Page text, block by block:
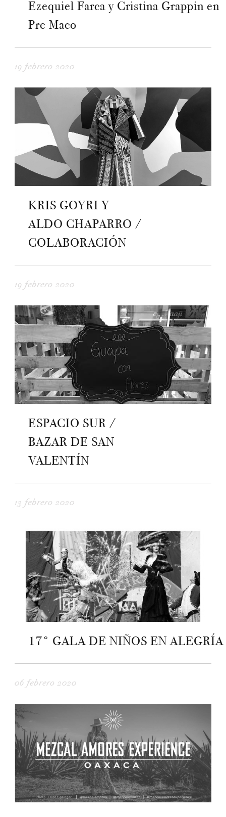
Ezequiel Farca y Cristina Grappin en
Pre Maco
19 febrero 2020
KRIS GOYRI Y
ALDO CHAPARRO /
COLABORACIÓN
19 febrero 2020
ESPACIO SUR /
BAZAR DE SAN
VALENTÍN
13 febrero 2020
17° GALA DE NIÑOS EN ALEGRÍA
06 febrero 2020